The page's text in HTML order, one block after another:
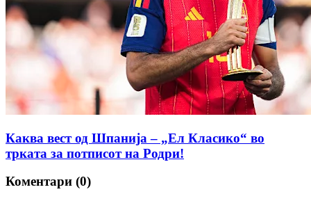
Каква вест од Шпанија – „Ел Класико“ во
трката за потписот на Родри!
Коментари (0)